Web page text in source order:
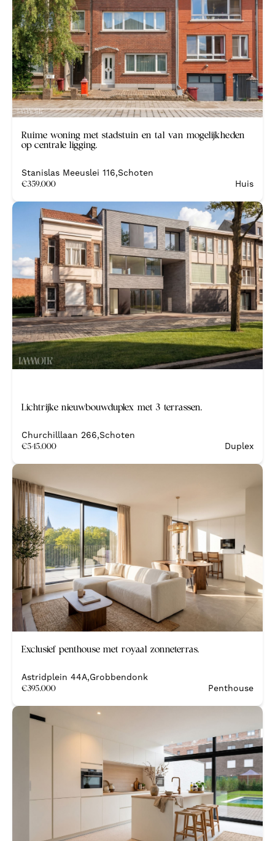
Ruime woning met stadstuin en tal van mogelijkheden
op centrale ligging.
Stanislas Meeuslei 116,Schoten
€359.000 Huis
Nieuwbouw
Lichtrijke nieuwbouwduplex met 3 terrassen.
Churchilllaan 266,Schoten
€545.000 Duplex
Nieuwbouw
Exclusief penthouse met royaal zonneterras.
Astridplein 44A,Grobbendonk
€395.000 Penthouse
Herenthout - 2270
Kalmthout - 2920
Kapellen - 2950
Mechelen - 2800
Merksem - 2170
Ranst - 2520
Schoten - 2900
's-Gravenwezel - 2970
Stabroek - 2940
Wilrijk - 2610
Wommelgem - 2160
Wuustwezel - 2990
Zoersel - 2980
Spanje
Moraira - 03724
Studio
Villa